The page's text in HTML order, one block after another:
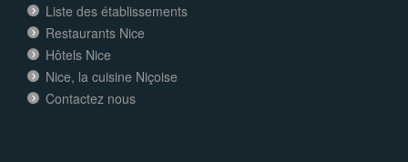
Liste des établissements
Restaurants Nice
Hôtels Nice
Nice, la cuisine Niçoise
Contactez nous